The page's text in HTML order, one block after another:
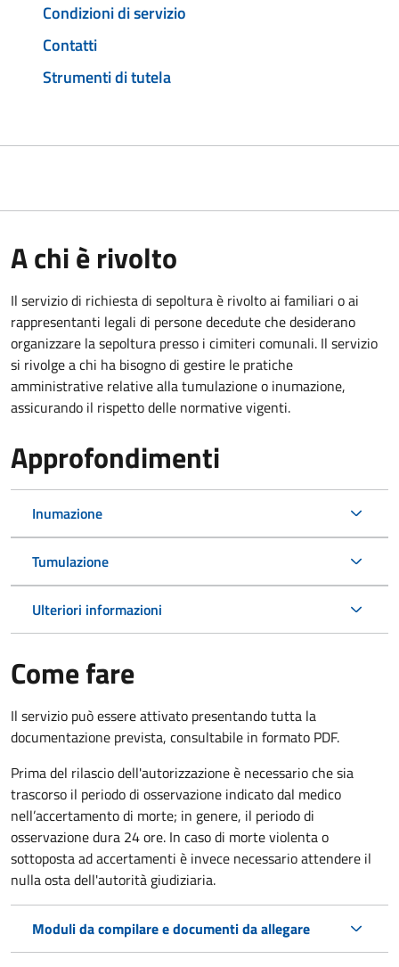
Condizioni di servizio
Contatti
Strumenti di tutela
A chi è rivolto
Il servizio di richiesta di sepoltura è rivolto ai familiari o ai
rappresentanti legali di persone decedute che desiderano
organizzare la sepoltura presso i cimiteri comunali. Il servizio
si rivolge a chi ha bisogno di gestire le pratiche
amministrative relative alla tumulazione o inumazione,
assicurando il rispetto delle normative vigenti.
Approfondimenti
Inumazione
Tumulazione
Ulteriori informazioni
Come fare
Il servizio può essere attivato presentando tutta la
documentazione prevista, consultabile in formato PDF.
Prima del rilascio dell'autorizzazione è necessario che sia
trascorso il periodo di osservazione indicato dal medico
nell’accertamento di morte; in genere, il periodo di
osservazione dura 24 ore. In caso di morte violenta o
sottoposta ad accertamenti è invece necessario attendere il
nulla osta dell'autorità giudiziaria.
Moduli da compilare e documenti da allegare